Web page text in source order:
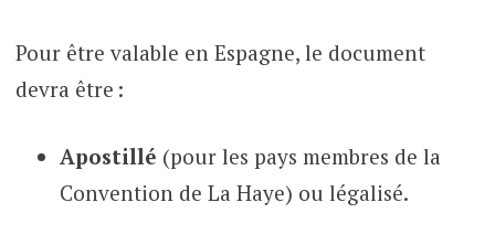
Pour être valable en Espagne, le document
devra être :
Apostillé (pour les pays membres de la
Convention de La Haye) ou légalisé.